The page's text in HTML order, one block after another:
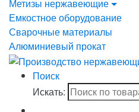
Метизы нержавеющие
Емкостное оборудование
Сварочные материалы
Алюминиевый прокат
Поиск
Искать: